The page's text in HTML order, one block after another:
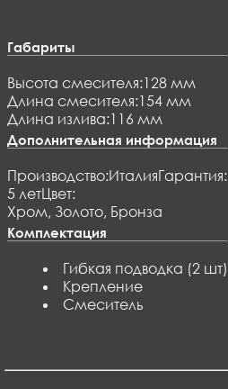
Габариты
Высота смесителя:128 мм
Длина смесителя:154 мм
Длина излива:116 мм
Дополнительная информация
Производство:ИталияГарантия:
5 летЦвет:
Хром, Золото, Бронза
Комплектация
Гибкая подводка (2 шт)
Крепление
Смеситель